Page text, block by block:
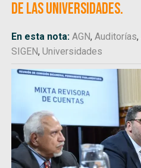
de las universidades.
En esta nota:AGN,Auditorías,
SIGEN,Universidades